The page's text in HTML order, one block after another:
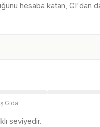
hesaba katan, GI'dan
Gıda
seviyedir.